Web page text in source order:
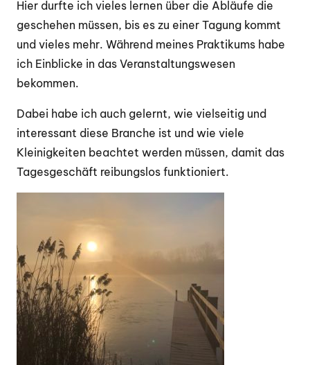
Hier durfte ich vieles lernen über die Abläufe die
geschehen müssen, bis es zu einer Tagung kommt
und vieles mehr. Während meines Praktikums habe
ich Einblicke in das Veranstaltungswesen
bekommen.
Dabei habe ich auch gelernt, wie vielseitig und
interessant diese Branche ist und wie viele
Kleinigkeiten beachtet werden müssen, damit das
Tagesgeschäft reibungslos funktioniert.